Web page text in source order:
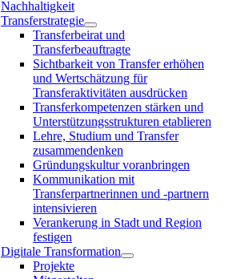
Nachhaltigkeit
Transferstrategie
Transferbeirat und
Transferbeauftragte
Sichtbarkeit von Transfer erhöhen
und Wertschätzung für
Transferaktivitäten ausdrücken
Transferkompetenzen stärken und
Unterstützungsstrukturen etablieren
Lehre, Studium und Transfer
zusammendenken
Gründungskultur voranbringen
Kommunikation mit
Transferpartnerinnen und -partnern
intensivieren
Verankerung in Stadt und Region
festigen
Digitale Transformation
Projekte